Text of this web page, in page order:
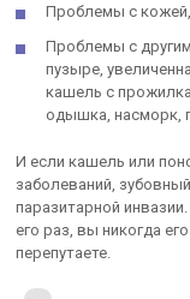
Проблемы с
Проблемы с
пузыре,
кашель с
одышка, насморк,
И если кашель или
заболеваний,
паразитарной
его раз, вы никогда
перепутаете.